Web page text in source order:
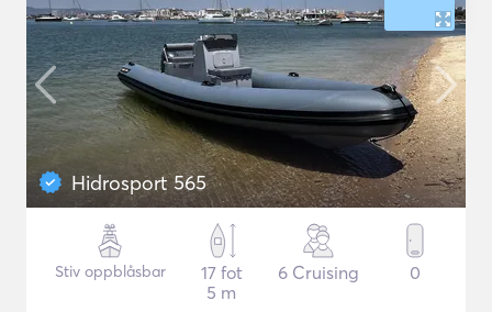
Hidrosport 565
Stiv oppblåsbar
17 fot
5 m
6 Cruising 0